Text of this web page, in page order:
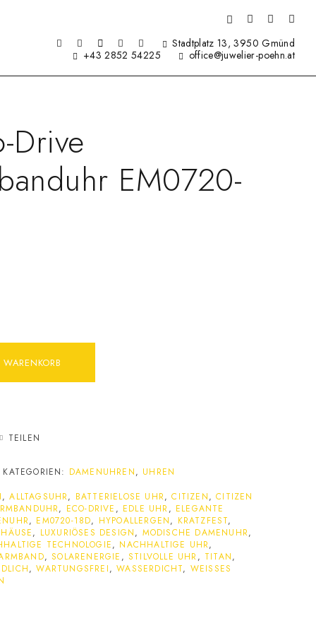
Stadtplatz 13, 3950 Gmünd
+43 2852 54225
office@juwelier-poehn.at
Drive
EM0720-
TEILEN
KATEGORIEN: DAMENUHREN, UHREN
,ALLTAGSUHR, BATTERIELOSE UHR,CITIZEN,CITIZEN
, ECO-DRIVE , EDLE UHR, ELEGANTE
, EM0720-18D, HYPOALLERGEN, KRATZFEST,
, LUXURIÖSES DESIGN, MODISCHE DAMENUHR,
TECHNOLOGIE, NACHHALTIGE UHR,
,SOLARENERGIE ,STILVOLLE UHR, TITAN,
,WARTUNGSFREI,WASSERDICHT, WEISSES Z